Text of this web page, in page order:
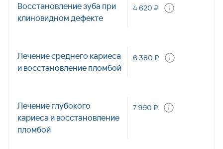
Восстановление зуба при
клиновидном дефекте
4 620 ₽
Лечение среднего кариеса
и восстановление пломбой
6 380 ₽
Лечение глубокого
кариеса и восстановление
пломбой
7 990 ₽